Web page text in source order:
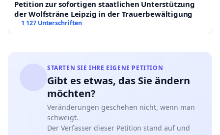
Petition zur sofortigen staatlichen Unterstützung
der Wolfsträne Leipzig in der Trauerbewältigung
1 127 Unterschriften
STARTEN SIE IHRE EIGENE PETITION
Gibt es etwas, das Sie ändern
möchten?
Veränderungen geschehen nicht, wenn man
schweigt.
Der Verfasser dieser Petition stand auf und